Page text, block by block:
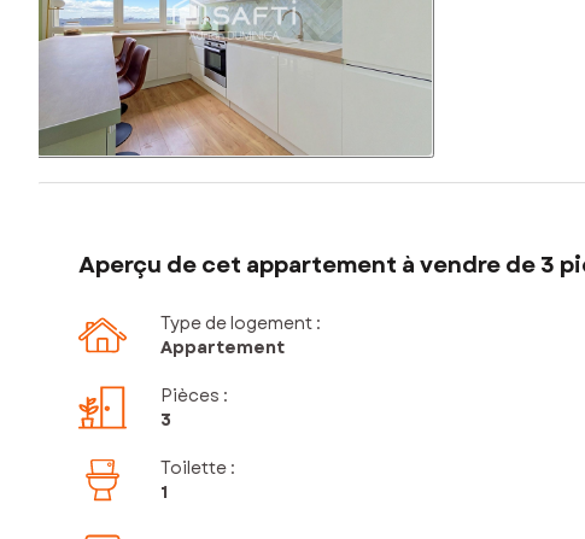
Aperçu de cet appartement à vendre de 3
Type de logement :
Appartement
Pièces :
3
Toilette :
1